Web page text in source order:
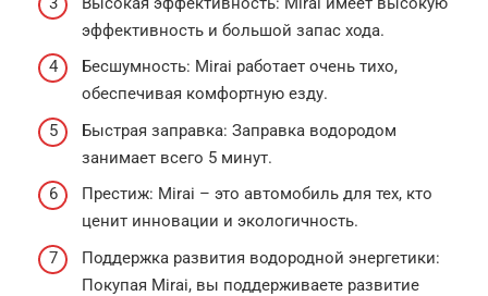
эффективность и большой запас хода.
Бесшумность: Mirai работает очень тихо,
обеспечивая комфортную езду.
Быстрая заправка: Заправка водородом
занимает всего 5 минут.
Престиж: Mirai – это автомобиль для тех, кто
ценит инновации и экологичность.
Поддержка развития водородной энергетики:
Покупая Mirai, вы поддерживаете развитие